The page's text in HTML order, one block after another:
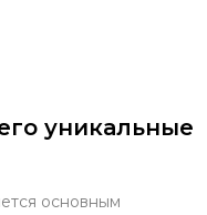
уникальные
основным